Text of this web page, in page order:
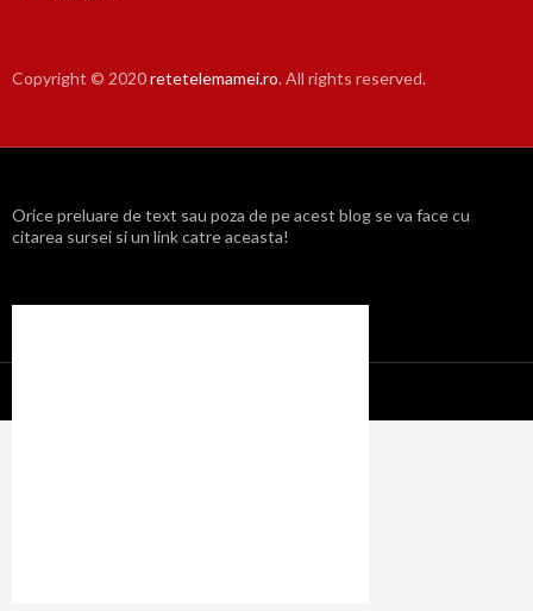
Copyright © 2020retetelemamei.ro. All rights reserved.
Orice preluare de text sau poza de pe acest blog se va face cu
citarea sursei si un link catre aceasta!